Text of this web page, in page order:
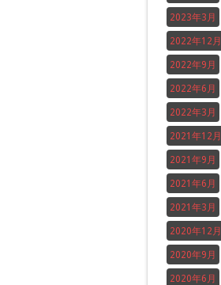
2023年3月
2022年12月
2022年9月
2022年6月
2022年3月
2021年12月
2021年9月
2021年6月
2021年3月
2020年12月
2020年9月
2020年6月